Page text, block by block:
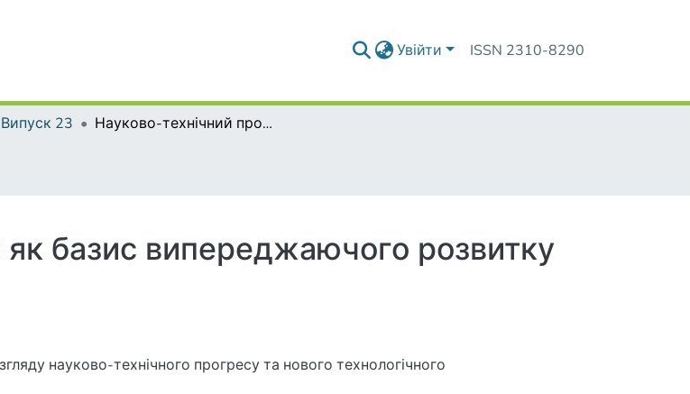
Увійти ISSN 2310-8290
Випуск 23 Науково-технічний прогрес як базис випереджаючого розвитку економіки
базис випереджаючого розвитку